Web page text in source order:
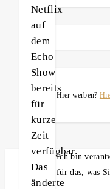
Netflix
auf
dem
Echo
Show
bereits
für
kurze
Zeit
verfügbar.
Das
änderte
Hier werben?
Ich bin
für das, was